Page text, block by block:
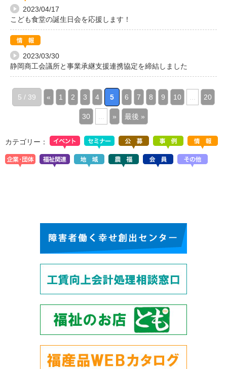
2023/04/17
こども食堂の誕生日会を応援します！
2023/03/30
静岡商工会議所と事業承継支援連携協定を締結しました
5 / 39 « 1 2 3 4 5 6 7 8 9 10 20
30 » 最後 »
カテゴリー：